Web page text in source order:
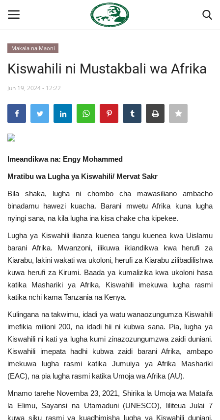
Nyumba
Onyesho la Majaribio
Jukwaa la Nasser la Kimataifa
Wasiliana
Misri
Timu yetu
Urithi wa Nasser
Harakati ya Nasser kwa Vijana
Habari
Kanuni na Masharti ya Udhamini wa
Nasser
Udhamini wa Nasser
Nyaraka na Marejeleo
Waanzilishi
Makala na Maoni
Kiswahili ni Mustakbali wa Afrika
Jun 19, 2024 - 12:22
Imeandikwa na: Engy Mohammed
Mratibu wa Lugha ya Kiswahili/ Mervat Sakr
Bila shaka, lugha ni chombo cha mawasiliano ambacho
binadamu hawezi kuacha. Barani mwetu Afrika kuna lugha
nyingi sana, na kila lugha ina kisa chake cha kipekee.
Lugha ya Kiswahili ilianza kuenea tangu kuenea kwa Uislamu
barani Afrika. Mwanzoni, ilikuwa ikiandikwa kwa herufi za
Kiarabu, lakini wakati wa ukoloni, herufi za Kiarabu zilibadilishwa
kuwa herufi za Kirumi. Baada ya kumalizika kwa ukoloni hasa
katika Mashariki ya Afrika, Kiswahili imekuwa lugha rasmi
katika nchi kama Tanzania na Kenya.
Kulingana na takwimu, idadi ya watu wanaozungumza Kiswahili
imefikia milioni 200, na idadi hii ni kubwa sana. Pia, lugha ya
Kiswahili ni kati ya lugha kumi zinazozungumzwa zaidi duniani.
Kiswahili imepata hadhi kubwa zaidi barani Afrika, ambapo
imekuwa lugha rasmi katika Jumuiya ya Afrika Mashariki
(EAC), na pia lugha rasmi katika Umoja wa Afrika (AU).
Mnamo tarehe Novemba 23, 2021, Shirika la Umoja wa Mataifa
la Elimu, Sayansi na Utamaduni (UNESCO), liliteua Julai 7
kuwa siku rasmi ya kuadhimisha lugha ya Kiswahili duniani.